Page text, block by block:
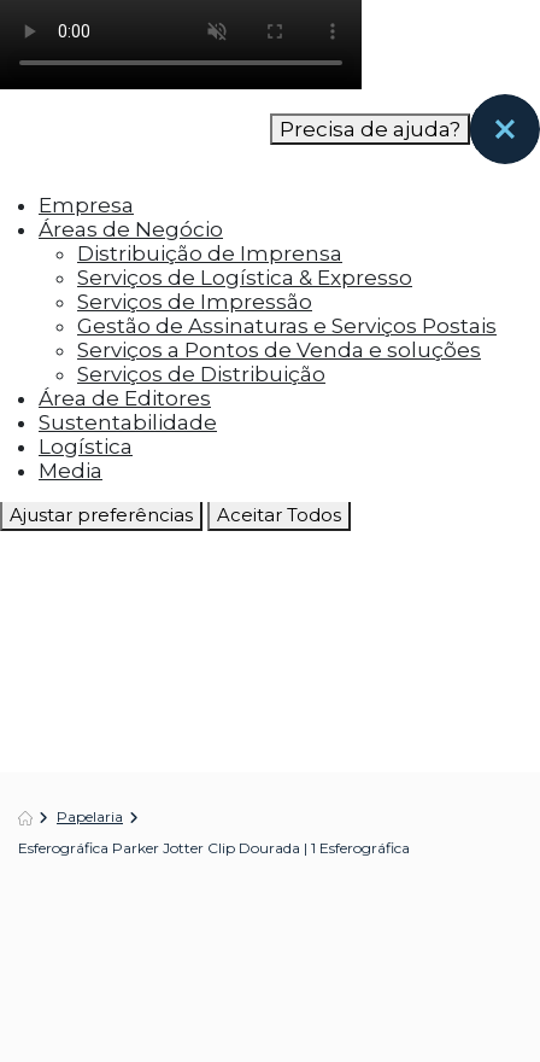
como os visitantes interagem com o site. Esses
cookies ajudam a fornecer informações sobre
as métricas do número de visitantes, taxa de
rejeição, origem do tráfego, etc.
funcionalidades, como compartilhar o
conteúdo do site em plataformas de social
media, coletar feedbacks e outros recursos de
terceiros.
Cookies Marketing
Os cookies de marketing são usados para
entregar aos visitantes anúncios
personalizados com base nas páginas que eles
visitaram antes e analisar a eficácia da
campanha publicitária.
Ajustar preferências Aceitar Todos
Precisa de ajuda?
Empresa
Áreas de Negócio
Distribuição de Imprensa
Serviços de Logística & Expresso
Serviços de Impressão
Gestão de Assinaturas e Serviços Postais
Serviços a Pontos de Venda e soluções
Serviços de Distribuição
Área de Editores
Sustentabilidade
Logística
Media
Papelaria
Esferográfica Parker Jotter Clip Dourada | 1 Esferográfica